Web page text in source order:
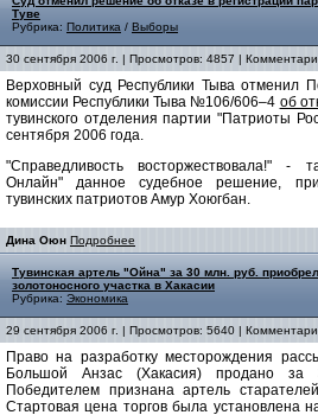
Туве
Рубрика: Политика / Выборы
30 сентября 2006 г. | Просмотров: 4857 |
Верховный суд Республики Тыва отменил
комиссии Республики Тыва №106/606–4 об
тувинского отделения партии "Патриоты
сентября 2006 года.
"Справедливость восторжествовала!" -
Онлайн" данное судебное решение,
тувинских патриотов Амур Хоюгбан.
Дина Оюн Подробнее
Тувинская артель "Ойна" за 30 млн. руб.
золотоносного участка в Хакасии
Рубрика: Экономика
29 сентября 2006 г. | Просмотров: 5640 |
Право на разработку месторождения
Большой Анзас (Хакасия) продано
Победителем признана артель
Стартовая цена торгов была установлена